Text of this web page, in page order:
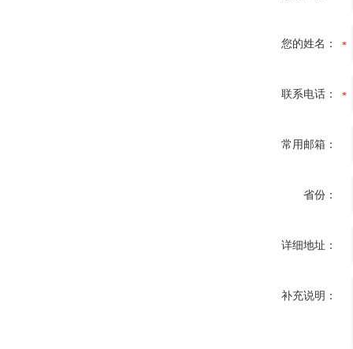
您的姓名：
联系电话：
常用邮箱：
省份：
详细地址：
补充说明：